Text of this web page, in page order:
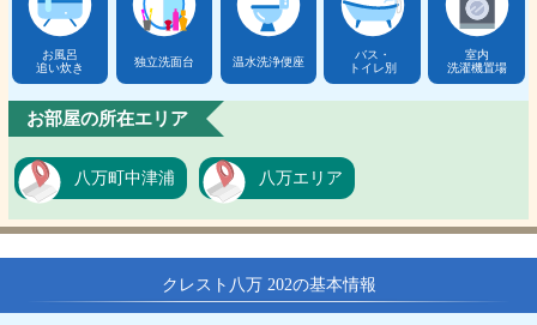
お風呂
追い炊き
独立洗面台 温水洗浄便座
バス・
トイレ別
室内
洗濯機置場
お部屋の所在エリア
八万町中津浦 八万エリア
クレスト八万 202の基本情報